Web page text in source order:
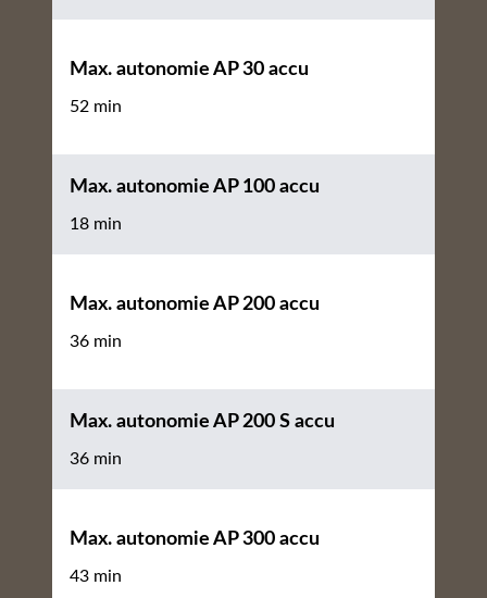
Max. autonomie AP 30 accu
52 min
Max. autonomie AP 100 accu
18 min
Max. autonomie AP 200 accu
36 min
Max. autonomie AP 200 S accu
36 min
Max. autonomie AP 300 accu
43 min